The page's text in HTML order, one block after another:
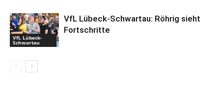
VfL Lübeck-
Schwartau
VfL Lübeck-Schwartau: Röhrig sieht
Fortschritte